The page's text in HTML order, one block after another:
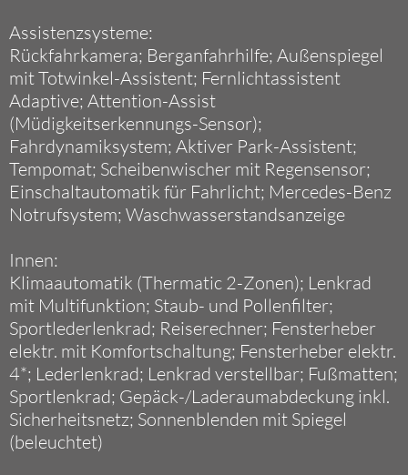
Assistenzsysteme:
Rückfahrkamera; Berganfahrhilfe; Außenspiegel
mit Totwinkel-Assistent; Fernlichtassistent
Adaptive; Attention-Assist
(Müdigkeitserkennungs-Sensor);
Fahrdynamiksystem; Aktiver Park-Assistent;
Tempomat; Scheibenwischer mit Regensensor;
Einschaltautomatik für Fahrlicht; Mercedes-Benz
Notrufsystem; Waschwasserstandsanzeige
Innen:
Klimaautomatik (Thermatic 2-Zonen); Lenkrad
mit Multifunktion; Staub- und Pollenfilter;
Sportlederlenkrad; Reiserechner; Fensterheber
elektr. mit Komfortschaltung; Fensterheber elektr.
4*; Lederlenkrad; Lenkrad verstellbar; Fußmatten;
Sportlenkrad; Gepäck-/Laderaumabdeckung inkl.
Sicherheitsnetz; Sonnenblenden mit Spiegel
(beleuchtet)